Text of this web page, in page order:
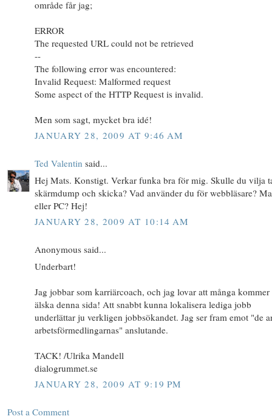
område får jag;
ERROR
The requested URL could not be retrieved
--
The following error was encountered:
Invalid Request: Malformed request
Some aspect of the HTTP Request is invalid.
Men som sagt, mycket bra idé!
JANUARY 28, 2009 AT 9:46 AM
Ted Valentin said...
Hej Mats. Konstigt. Verkar funka bra för mig. Skulle du vilja
skärmdump och skicka? Vad använder du för webbläsare?
eller PC? Hej!
JANUARY 28, 2009 AT 10:14 AM
Anonymous said...
Underbart!
Jag jobbar som karriärcoach, och jag lovar att många kommer
älska denna sida! Att snabbt kunna lokalisera lediga jobb
underlättar ju verkligen jobbsökandet. Jag ser fram emot "de
arbetsförmedlingarnas" anslutande.
TACK! /Ulrika Mandell
dialogrummet.se
JANUARY 28, 2009 AT 9:19 PM
Post a Comment